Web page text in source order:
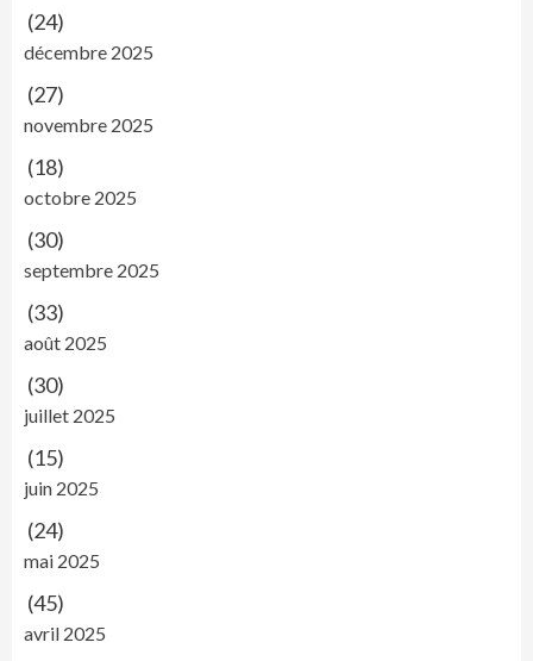
(24)
décembre 2025
(27)
novembre 2025
(18)
octobre 2025
(30)
septembre 2025
(33)
août 2025
(30)
juillet 2025
(15)
juin 2025
(24)
mai 2025
(45)
avril 2025